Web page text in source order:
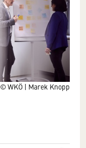
© WKÖ | Marek Knopp